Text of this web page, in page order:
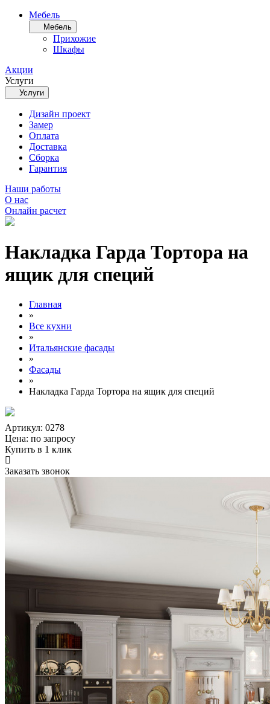
Мебель
Мебель
Прихожие
Шкафы
Акции
Услуги
Услуги
Дизайн проект
Замер
Оплата
Доставка
Сборка
Гарантия
Наши работы
О нас
Онлайн расчет
Накладка Гарда Тортора на
ящик для специй
Главная
»
Все кухни
»
Итальянские фасады
»
Фасады
»
Накладка Гарда Тортора на ящик для специй
Артикул: 0278
Цена: по запросу
Купить в 1 клик
Заказать звонок